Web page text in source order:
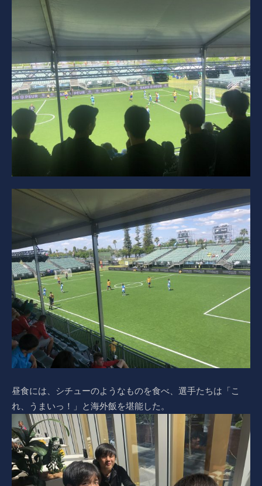
昼食には、シチューのようなものを食べ、選手たちは「こ
れ、うまいっ！」と海外飯を堪能した。